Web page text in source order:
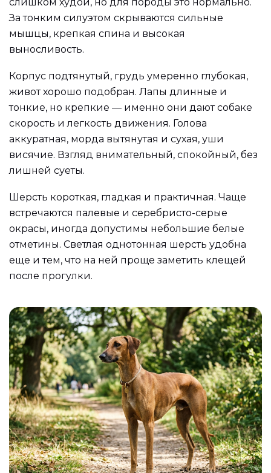
слишком худой, но для породы это нормально.
За тонким силуэтом скрываются сильные
мышцы, крепкая спина и высокая
выносливость.
Корпус подтянутый, грудь умеренно глубокая,
живот хорошо подобран. Лапы длинные и
тонкие, но крепкие — именно они дают собаке
скорость и легкость движения. Голова
аккуратная, морда вытянутая и сухая, уши
висячие. Взгляд внимательный, спокойный, без
лишней суеты.
Шерсть короткая, гладкая и практичная. Чаще
встречаются палевые и серебристо-серые
окрасы, иногда допустимы небольшие белые
отметины. Светлая однотонная шерсть удобна
еще и тем, что на ней проще заметить клещей
после прогулки.